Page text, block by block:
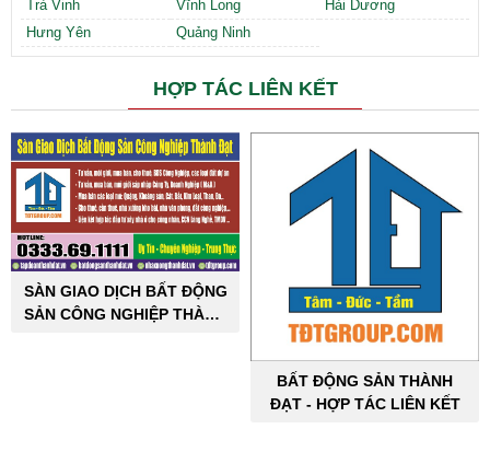
Trà Vinh Vĩnh Long
Hải Dương
Hưng Yên
Quảng Ninh
HỢP TÁC LIÊN KẾT
SÀN GIAO DỊCH BẤT ĐỘNG
SẢN CÔNG NGHIỆP THÀNH
BẤT ĐỘNG SẢN THÀNH
ĐẠT - HỢP TÁC LIÊN KẾT